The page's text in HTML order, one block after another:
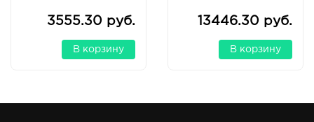
3555.30 руб.
В корзину
13446.30 руб.
В корзину